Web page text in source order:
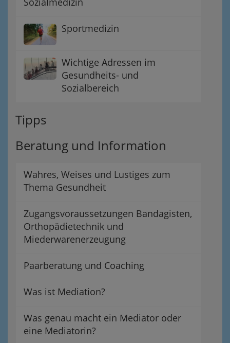
Sportmedizin
Wichtige Adressen im
Gesundheits- und
Sozialbereich
Tipps
Beratung und Information
Wahres, Weises und Lustiges zum
Thema Gesundheit
Zugangsvoraussetzungen Bandagisten,
Orthopädietechnik und
Miederwarenerzeugung
Paarberatung und Coaching
Was ist Mediation?
Was genau macht ein Mediator oder
eine Mediatorin?